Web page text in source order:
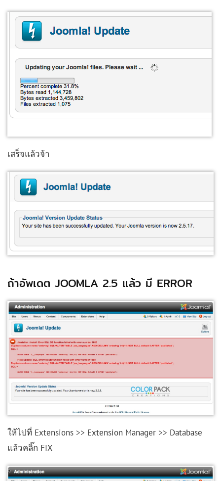
เสร็จแล้วจ้า
ถ้าอัพเดต JOOMLA 2.5 แล้ว มี ERROR
ให้ไปที่ Extensions >> Extension Manager >> Database
แล้วคลิ๊ก FIX